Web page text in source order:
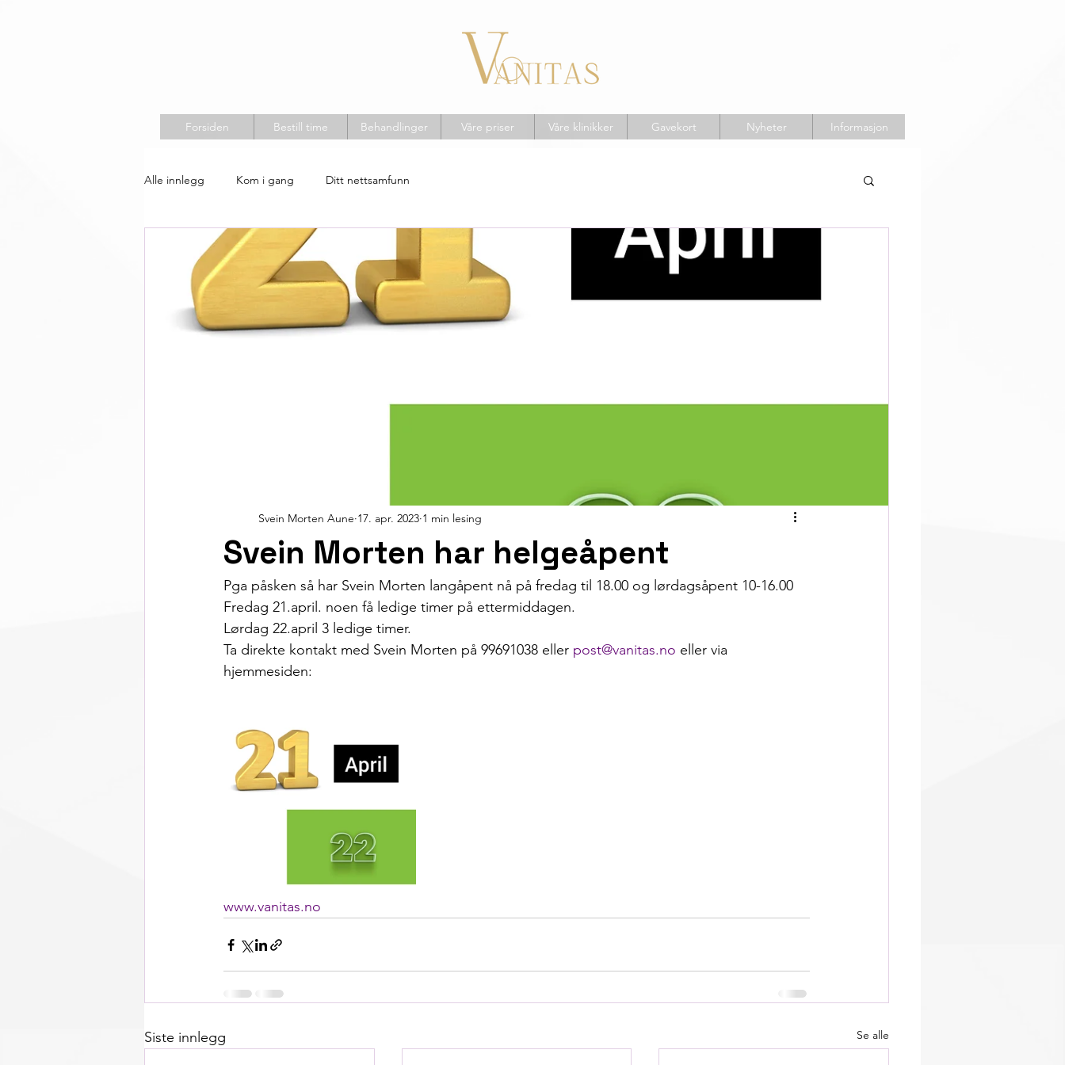
Forsiden Bestill time Behandlinger Våre priser Våre klinikker Gavekort Nyheter Informasjon
Alle innlegg Kom i gang Ditt nettsamfunn
Svein Morten har helgeåpent
Svein Morten Aune 17. apr. 2023 1 min lesing
Pga påsken så har Svein Morten langåpent nå på fredag til 18.00 og lørdagsåpent 10-16.00
Fredag 21.april. noen få ledige timer på ettermiddagen.
Lørdag 22.april 3 ledige timer.
Ta direkte kontakt med Svein Morten på 99691038 eller post@vanitas.no eller via
hjemmesiden:
www.vanitas.no
Siste innlegg Se alle